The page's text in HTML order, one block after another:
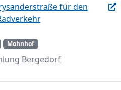
für den
Mohnhof
Bergedorf